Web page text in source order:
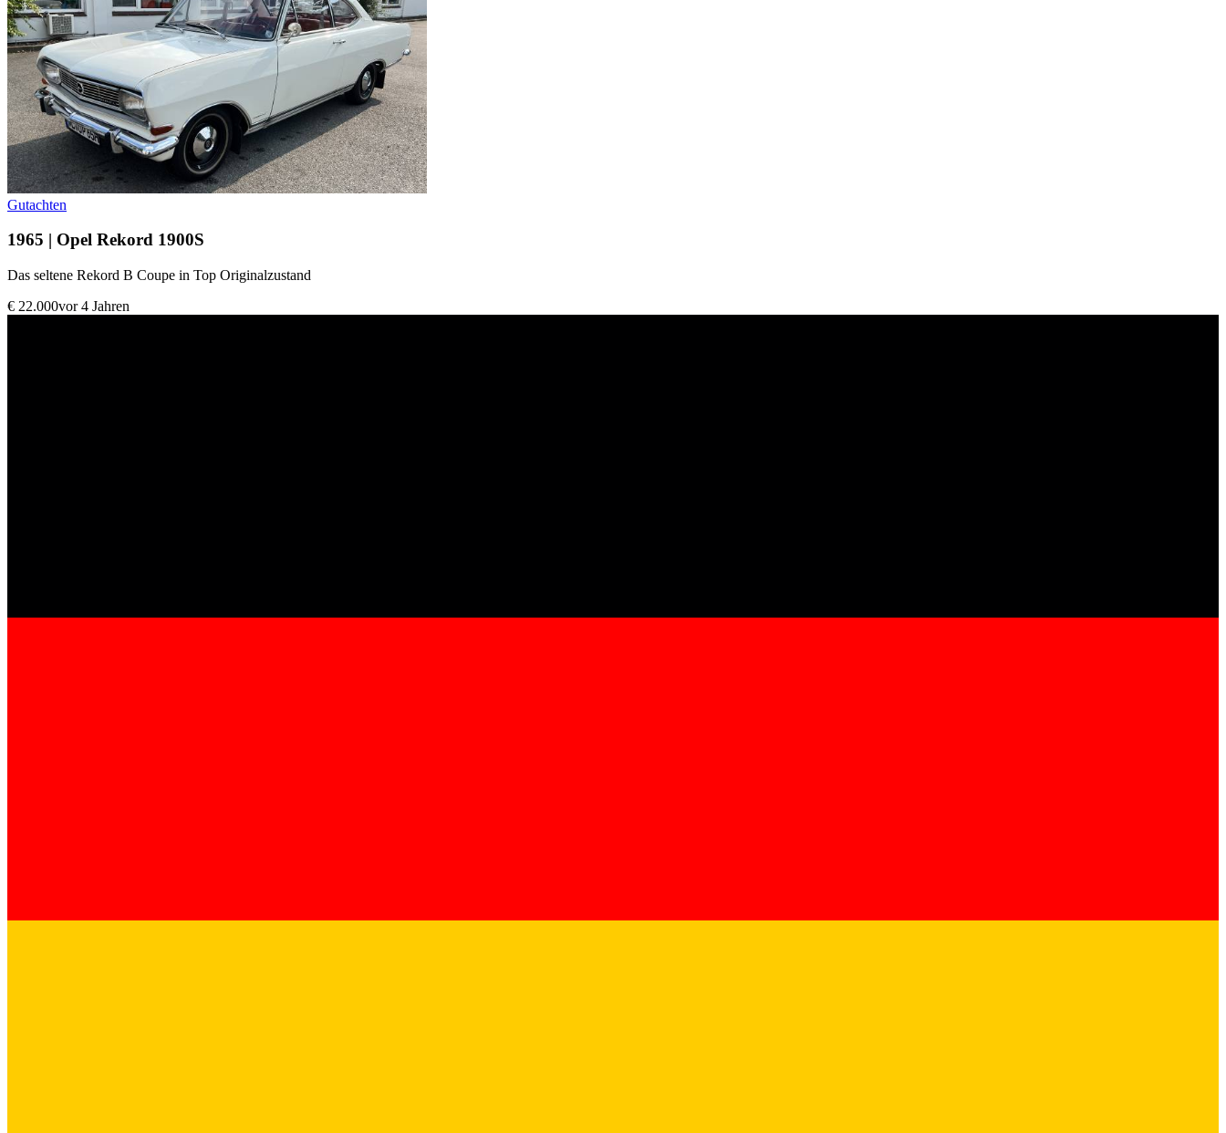
Gutachten
1965 | Opel Rekord 1900S
Das seltene Rekord B Coupe in Top Originalzustand
€ 22.000vor 4 Jahren